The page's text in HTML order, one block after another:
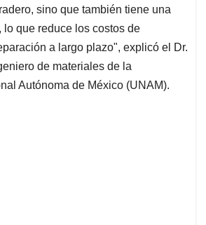
sino que también tiene una
lo que reduce los costos de
a largo plazo", explicó el Dr.
de materiales de la
Autónoma de México (UNAM).